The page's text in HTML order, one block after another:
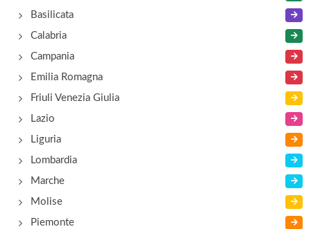
Basilicata
Calabria
Campania
Emilia Romagna
Friuli Venezia Giulia
Lazio
Liguria
Lombardia
Marche
Molise
Piemonte